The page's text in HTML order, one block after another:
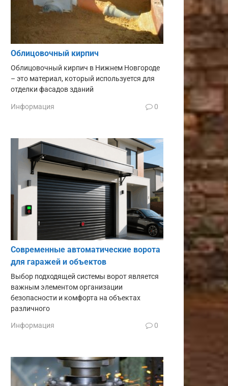
Облицовочный кирпич
Облицовочный кирпич в Нижнем Новгороде
– это материал, который используется для
отделки фасадов зданий
Информация 0
Современные автоматические ворота
для гаражей и объектов
Выбор подходящей системы ворот является
важным элементом организации
безопасности и комфорта на объектах
различного
Информация 0